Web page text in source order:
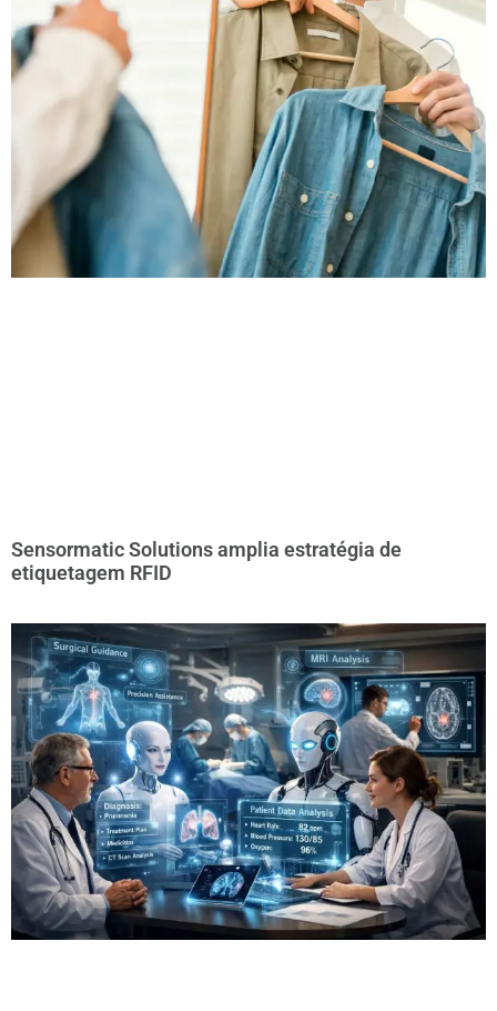
Sensormatic Solutions amplia estratégia de
etiquetagem RFID